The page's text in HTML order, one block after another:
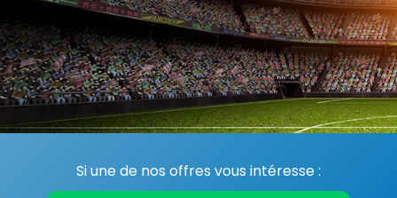
Si une de nos offres vous intéresse :